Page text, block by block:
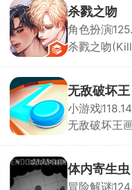
Steam移植
戏。游戏采
以第一人称
长，船只正
逃生。
杀戮之吻
角色扮演
杀戮之吻
的危险世界
异的男性角
分支叙事机
重要，将直
无敌破坏王
小游戏
无敌破坏王
击碎则直接
单，实则每
体内寄生虫
冒险解谜